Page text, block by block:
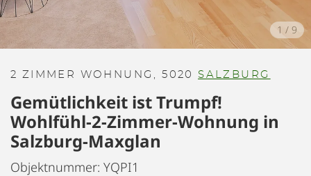
1 / 9
2 ZIMMER WOHNUNG, 5020 SALZBURG
Gemütlichkeit ist Trumpf!
Wohlfühl-2-Zimmer-Wohnung in
Salzburg-Maxglan
Objektnummer: YQPI1